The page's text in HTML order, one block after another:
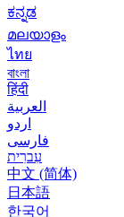
ಕನ್ನಡ
മലയാളം
ไทย
বাংলা
हिंदी
العربية
اردو
فارسی
עִברִית
中文 (简体)
日本語
한국어